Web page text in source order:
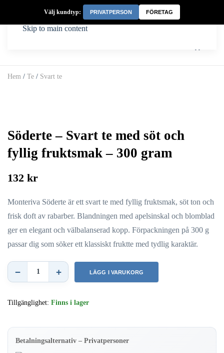
Välj kundtyp: PRIVATPERSON FÖRETAG
Skip to main content
Hem / Te / Svart te
Söderte – Svart te med söt och
fyllig fruktsmak – 300 gram
132 kr
Monteriva Söderte är ett svart te med fyllig fruktsmak, söt ton och
frisk doft av rabarber. Blandningen med apelsinskal och blomblad
ger en elegant och välbalanserad kopp. Förpackningen på 300 g
passar dig som söker ett klassiskt fruktte med tydlig karaktär.
Söderte
Svart
− + LÄGG I VARUKORG
Tillgänglighet: Finns i lager
Betalningsalternativ – Privatpersoner